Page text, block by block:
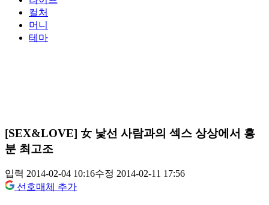
컬처
머니
테마
[SEX&LOVE] 女 낯선 사람과의 섹스 상상에서 흥
분 최고조
입력 2014-02-04 10:16수정 2014-02-11 17:56
선호매체 추가